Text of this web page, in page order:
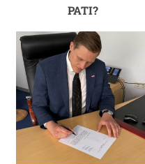
PATI?